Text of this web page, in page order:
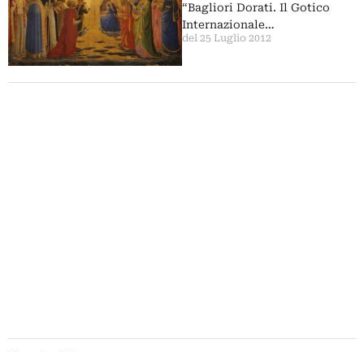
“Bagliori Dorati. Il Gotico
Internazionale…
del 25 Luglio 2012